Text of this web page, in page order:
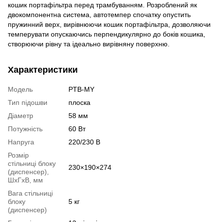
кошик портафільтра перед трамбуванням. Розроблений як
двокомпонентна система, автотемпер спочатку опустить
пружинний верх, вирівнюючи кошик портафільтра, дозволяючи
темперувати опускаючись перпендикулярно до боків кошика,
створюючи рівну та ідеально вирівняну поверхню.
Характеристики
Модель
PTB-MY
Тип підошви
плоска
Діаметр
58 мм
Потужність
60 Вт
Напруга
220/230 В
Розмір
стільниці блоку
(диспенсер),
ШхГхВ, мм
230×190×274
Вага стільниці
блоку
(диспенсер)
5 кг